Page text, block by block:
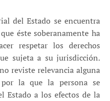
del Estado se encuentra
éste soberanamente ha
respetar los derechos
sujeta a su jurisdicción.
reviste relevancia alguna
la que la persona se
Estado a los efectos de la